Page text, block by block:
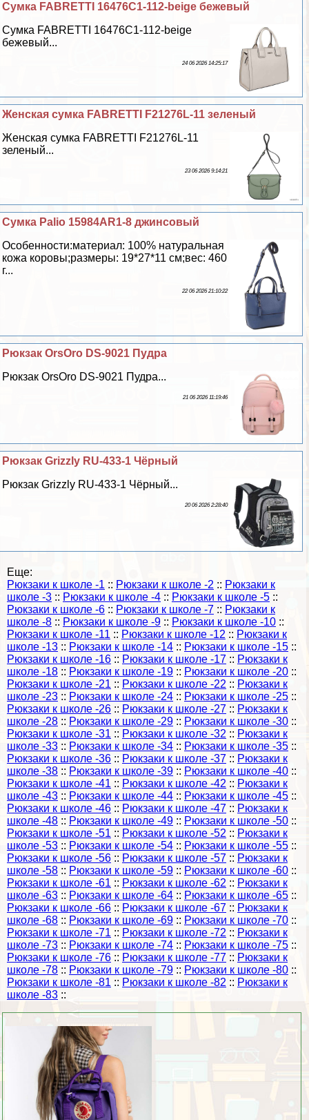
Сумка FABRETTI 16476C1-112-beige бежевый
Сумка FABRETTI 16476C1-112-beige
бежевый...
24 06 2026 14:25:17
Женская сумка FABRETTI F21276L-11 зеленый
Женская сумка FABRETTI F21276L-11
зеленый...
23 06 2026 9:14:21
Сумка Palio 15984AR1-8 джинсовый
Особенности:материал: 100% натуральная
кожа коровы;размеры: 19*27*11 см;вес: 460
г...
22 06 2026 21:10:22
Рюкзак OrsOro DS-9021 Пудра
Рюкзак OrsOro DS-9021 Пудра...
21 06 2026 11:19:46
Рюкзак Grizzly RU-433-1 Чёрный
Рюкзак Grizzly RU-433-1 Чёрный...
20 06 2026 2:28:40
Еще:
Рюкзаки к школе -1 :: Рюкзаки к школе -2 :: Рюкзаки к
школе -3 :: Рюкзаки к школе -4 :: Рюкзаки к школе -5 ::
Рюкзаки к школе -6 :: Рюкзаки к школе -7 :: Рюкзаки к
школе -8 :: Рюкзаки к школе -9 :: Рюкзаки к школе -10 ::
Рюкзаки к школе -11 :: Рюкзаки к школе -12 :: Рюкзаки к
школе -13 :: Рюкзаки к школе -14 :: Рюкзаки к школе -15 ::
Рюкзаки к школе -16 :: Рюкзаки к школе -17 :: Рюкзаки к
школе -18 :: Рюкзаки к школе -19 :: Рюкзаки к школе -20 ::
Рюкзаки к школе -21 :: Рюкзаки к школе -22 :: Рюкзаки к
школе -23 :: Рюкзаки к школе -24 :: Рюкзаки к школе -25 ::
Рюкзаки к школе -26 :: Рюкзаки к школе -27 :: Рюкзаки к
школе -28 :: Рюкзаки к школе -29 :: Рюкзаки к школе -30 ::
Рюкзаки к школе -31 :: Рюкзаки к школе -32 :: Рюкзаки к
школе -33 :: Рюкзаки к школе -34 :: Рюкзаки к школе -35 ::
Рюкзаки к школе -36 :: Рюкзаки к школе -37 :: Рюкзаки к
школе -38 :: Рюкзаки к школе -39 :: Рюкзаки к школе -40 ::
Рюкзаки к школе -41 :: Рюкзаки к школе -42 :: Рюкзаки к
школе -43 :: Рюкзаки к школе -44 :: Рюкзаки к школе -45 ::
Рюкзаки к школе -46 :: Рюкзаки к школе -47 :: Рюкзаки к
школе -48 :: Рюкзаки к школе -49 :: Рюкзаки к школе -50 ::
Рюкзаки к школе -51 :: Рюкзаки к школе -52 :: Рюкзаки к
школе -53 :: Рюкзаки к школе -54 :: Рюкзаки к школе -55 ::
Рюкзаки к школе -56 :: Рюкзаки к школе -57 :: Рюкзаки к
школе -58 :: Рюкзаки к школе -59 :: Рюкзаки к школе -60 ::
Рюкзаки к школе -61 :: Рюкзаки к школе -62 :: Рюкзаки к
школе -63 :: Рюкзаки к школе -64 :: Рюкзаки к школе -65 ::
Рюкзаки к школе -66 :: Рюкзаки к школе -67 :: Рюкзаки к
школе -68 :: Рюкзаки к школе -69 :: Рюкзаки к школе -70 ::
Рюкзаки к школе -71 :: Рюкзаки к школе -72 :: Рюкзаки к
школе -73 :: Рюкзаки к школе -74 :: Рюкзаки к школе -75 ::
Рюкзаки к школе -76 :: Рюкзаки к школе -77 :: Рюкзаки к
школе -78 :: Рюкзаки к школе -79 :: Рюкзаки к школе -80 ::
Рюкзаки к школе -81 :: Рюкзаки к школе -82 :: Рюкзаки к
школе -83 ::